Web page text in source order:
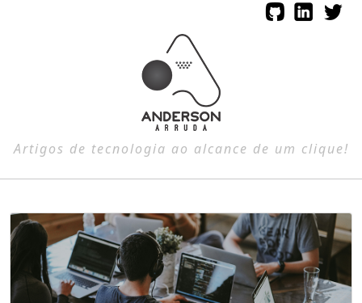
Artigos de tecnologia ao alcance de um clique!